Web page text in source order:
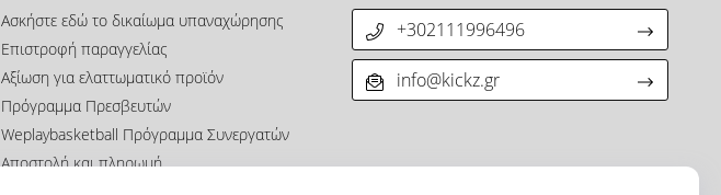
Ασκήστε εδώ το δικαίωμα υπαναχώρησης
Επιστροφή παραγγελίας
Αξίωση για ελαττωματικό προϊόν
Πρόγραμμα Πρεσβευτών
Weplaybasketball Πρόγραμμα Συνεργατών
Αποστολή και πληρωμή
+302111996496
info@kickz.gr